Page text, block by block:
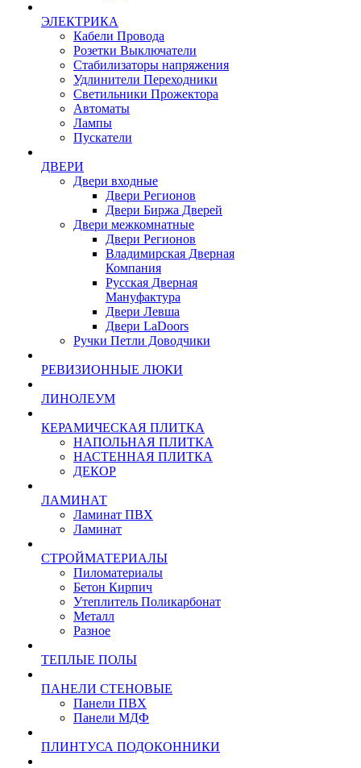
ЭЛЕКТРИКА
Кабели Провода
Розетки Выключатели
Стабилизаторы напряжения
Удлинители Переходники
Светильники Прожектора
Автоматы
Лампы
Пускатели
ДВЕРИ
Двери входные
Двери Регионов
Двери Биржа Дверей
Двери межкомнатные
Двери Регионов
Владимирская Дверная
Компания
Русская Дверная
Мануфактура
Двери Левша
Двери LaDoors
Ручки Петли Доводчики
РЕВИЗИОННЫЕ ЛЮКИ
ЛИНОЛЕУМ
КЕРАМИЧЕСКАЯ ПЛИТКА
НАПОЛЬНАЯ ПЛИТКА
НАСТЕННАЯ ПЛИТКА
ДЕКОР
ЛАМИНАТ
Ламинат ПВХ
Ламинат
СТРОЙМАТЕРИАЛЫ
Пиломатериалы
Бетон Кирпич
Утеплитель Поликарбонат
Металл
Разное
ТЕПЛЫЕ ПОЛЫ
ПАНЕЛИ СТЕНОВЫЕ
Панели ПВХ
Панели МДФ
ПЛИНТУСА ПОДОКОННИКИ